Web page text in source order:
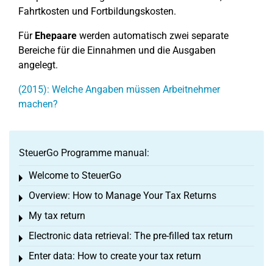
Fahrtkosten und Fortbildungskosten.
Für Ehepaare werden automatisch zwei separate
Bereiche für die Einnahmen und die Ausgaben
angelegt.
(2015): Welche Angaben müssen Arbeitnehmer
machen?
SteuerGo Programme manual:
Welcome to SteuerGo
Toggle menu
Overview: How to Manage Your Tax Returns
Toggle menu
My tax return
Toggle menu
Electronic data retrieval: The pre-filled tax return
Toggle menu
Enter data: How to create your tax return
Toggle menu